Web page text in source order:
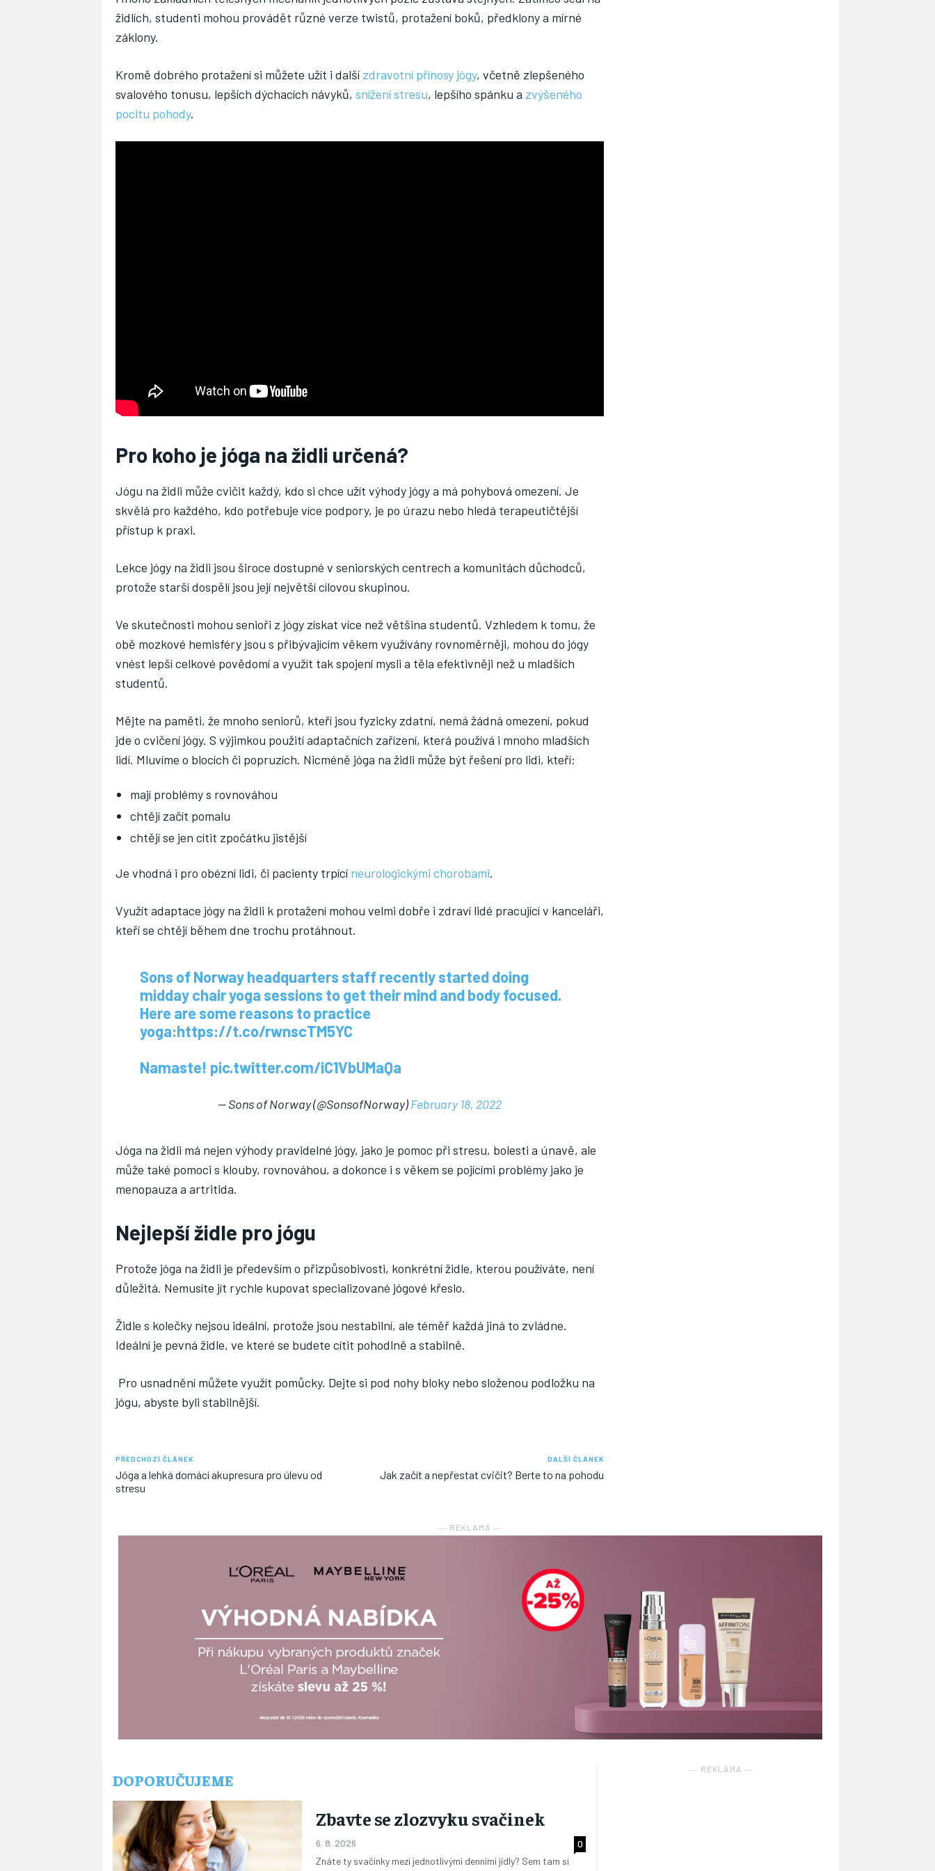
židlích, studenti mohou provádět různé verze twistů, protažení boků, předklony a mírné
záklony.
Kromě dobrého protažení si můžete užít i další zdravotní přínosy jógy, včetně zlepšeného
svalového tonusu, lepších dýchacích návyků, snížení stresu, lepšího spánku a zvýšeného
pocitu pohody.
Pro koho je jóga na židli určená?
Jógu na židli může cvičit každý, kdo si chce užít výhody jógy a má pohybová omezení. Je
skvělá pro každého, kdo potřebuje více podpory, je po úrazu nebo hledá terapeutičtější
přístup k praxi.
Lekce jógy na židli jsou široce dostupné v seniorských centrech a komunitách důchodců,
protože starší dospělí jsou její největší cílovou skupinou.
Ve skutečnosti mohou senioři z jógy získat více než většina studentů. Vzhledem k tomu, že
obě mozkové hemisféry jsou s přibývajícím věkem využívány rovnoměrněji, mohou do jógy
vnést lepší celkové povědomí a využít tak spojení mysli a těla efektivněji než u mladších
studentů.
Mějte na paměti, že mnoho seniorů, kteří jsou fyzicky zdatní, nemá žádná omezení, pokud
jde o cvičení jógy. S výjimkou použití adaptačních zařízení, která používá i mnoho mladších
lidí. Mluvíme o blocích či popruzích. Nicméně jóga na židli může být řešení pro lidi, kteří:
mají problémy s rovnováhou
chtějí začít pomalu
chtějí se jen cítit zpočátku jistější
Je vhodná i pro obézní lidi, či pacienty trpící neurologickými chorobami.
Využít adaptace jógy na židli k protažení mohou velmi dobře i zdraví lidé pracující v kanceláři,
kteří se chtějí během dne trochu protáhnout.
Sons of Norway headquarters staff recently started doing
midday chair yoga sessions to get their mind and body focused.
Here are some reasons to practice
yoga:https://t.co/rwnscTM5YC
Namaste! pic.twitter.com/iC1VbUMaQa
— Sons of Norway (@SonsofNorway)February 18, 2022
Jóga na židli má nejen výhody pravidelné jógy, jako je pomoc při stresu, bolesti a únavě, ale
může také pomoci s klouby, rovnováhou, a dokonce i s věkem se pojícími problémy jako je
menopauza a artritida.
Nejlepší židle pro jógu
Protože jóga na židli je především o přizpůsobivosti, konkrétní židle, kterou používáte, není
důležitá. Nemusíte jít rychle kupovat specializované jógové křeslo.
Židle s kolečky nejsou ideální, protože jsou nestabilní, ale téměř každá jiná to zvládne.
Ideální je pevná židle, ve které se budete cítit pohodlně a stabilně.
Pro usnadnění můžete využít pomůcky. Dejte si pod nohy bloky nebo složenou podložku na
jógu, abyste byli stabilnější.
PŘEDCHOZÍ ČLÁNEK
Jóga a lehká domácí akupresura pro úlevu od
stresu
DALŠÍ ČLÁNEK
Jak začít a nepřestat cvičit? Berte to na pohodu
― REKLAMA ―
DOPORUČUJEME
Zbavte se zlozvyku svačinek
6. 8. 2026
0
Znáte ty svačinky mezi jednotlivými denními jídly? Sem tam si
― REKLAMA ―